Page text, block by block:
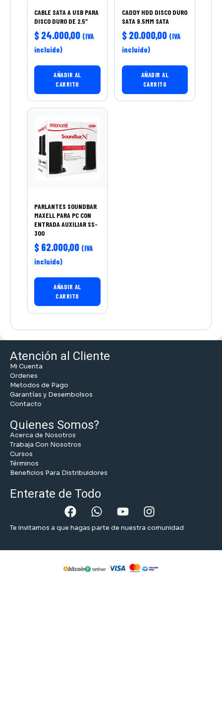
CABLE SATA A USB PARA
DISCO DURO DE 2.5″
$ 24.000,00 (IVA
incluido)
AÑADIR AL
CARRITO
CADDY HDD DISCO DURO
SATA 9.5MM SATA
$20.000,00 (IVA
incluido)
AÑADIR AL
CARRITO
PARLANTES SOUNDBAR
MAXELL PARA PC CON
ENTRADA AUXILIAR SS-
300
$ 62.000,00 (IVA
incluido)
AÑADIR AL
CARRITO
Atención al Cliente
Mi Cuenta
Ordenes
Metodos de Pago
Garantías y Desembolsos
Contacto
Quienes Somos?
Acerca de Nosotros
Trabaja Con Nosotros
Cursos
Términos
Beneficios Para Distribuidores
Enterate de Todo
Te invitamos a que hagas parte de nuestra comunidad